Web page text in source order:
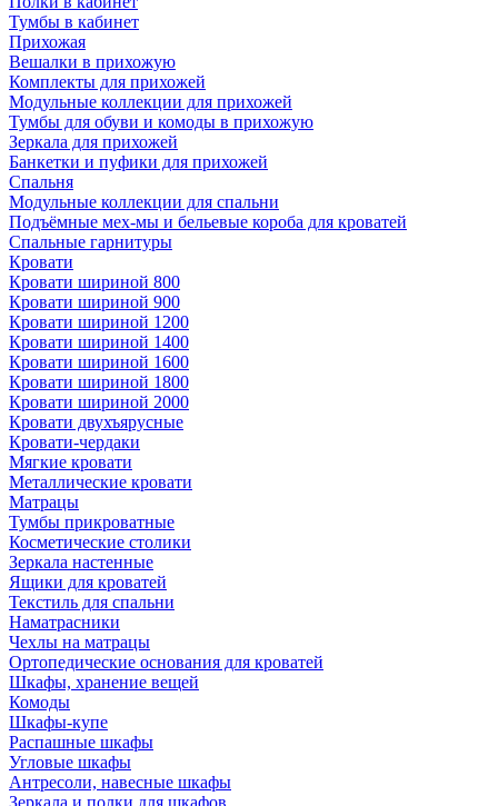
Тумбы в кабинет
Прихожая
Вешалки в прихожую
Комплекты для прихожей
Модульные коллекции для прихожей
Тумбы для обуви и комоды в прихожую
Зеркала для прихожей
Банкетки и пуфики для прихожей
Спальня
Модульные коллекции для спальни
Подъёмные мех-мы и бельевые короба для кроватей
Спальные гарнитуры
Кровати
Кровати шириной 800
Кровати шириной 900
Кровати шириной 1200
Кровати шириной 1400
Кровати шириной 1600
Кровати шириной 1800
Кровати шириной 2000
Кровати двухъярусные
Кровати-чердаки
Мягкие кровати
Металлические кровати
Матрацы
Тумбы прикроватные
Косметические столики
Зеркала настенные
Ящики для кроватей
Текстиль для спальни
Наматрасники
Чехлы на матрацы
Ортопедические основания для кроватей
Шкафы, хранение вещей
Комоды
Шкафы-купе
Распашные шкафы
Угловые шкафы
Антресоли, навесные шкафы
Зеркала и полки для шкафов